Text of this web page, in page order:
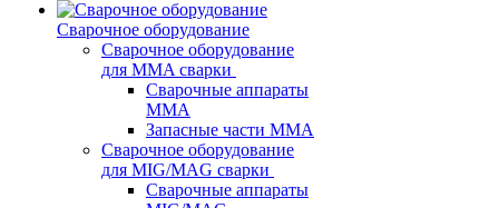
Сварочное оборудование
Сварочное оборудование
для MMA сварки
Сварочные аппараты
MMA
Запасные части MMA
Сварочное оборудование
для MIG/MAG сварки
Сварочные аппараты